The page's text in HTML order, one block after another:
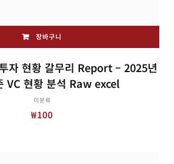
장바구니
자 현황 갈무리 Report – 2025년
VC 현황 분석 Raw excel
미분류
₩100